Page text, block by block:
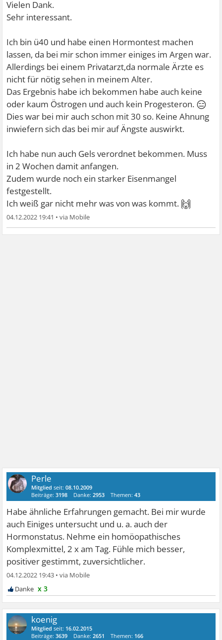
Vielen Dank.
Sehr interessant.
Ich bin ü40 und habe einen Hormontest machen
lassen, da bei mir schon immer einiges im Argen war.
Allerdings bei einem Privatarzt,da normale Ärzte es
nicht für nötig sehen in meinem Alter.
Das Ergebnis habe ich bekommen habe auch keine
oder kaum Östrogen und auch kein Progesteron. 😑
Dies war bei mir auch schon mit 30 so. Keine Ahnung
inwiefern sich das bei mir auf Ängste auswirkt.
Ich habe nun auch Gels verordnet bekommen. Muss
in 2 Wochen damit anfangen.
Zudem wurde noch ein starker Eisenmangel
festgestellt.
Ich weiß gar nicht mehr was von was kommt. 🙌
04.12.2022 19:41 •
Perle
Mitglied seit:08.10.2009
Beiträge:3198 Danke:2953 Themen:43
Habe ähnliche Erfahrungen gemacht. Bei mir wurde
auch Einiges untersucht und u. a. auch der
Hormonstatus. Nehme ein homöopathisches
Komplexmittel, 2 x am Tag. Fühle mich besser,
positiver gestimmt, zuversichtlicher.
04.12.2022 19:43 •
x 3
koenig
Mitglied seit: 16.02.2015
Beiträge:3639 Danke:2651 Themen: 166